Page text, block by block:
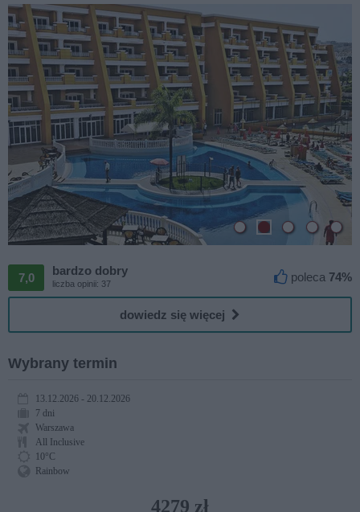
7,0
bardzo dobry
liczba opinii: 37  poleca 74%
dowiedz się więcej
Wybrany termin
13.12.2026 - 20.12.2026
7 dni
Warszawa
All Inclusive
10°C
Rainbow
4279 zł